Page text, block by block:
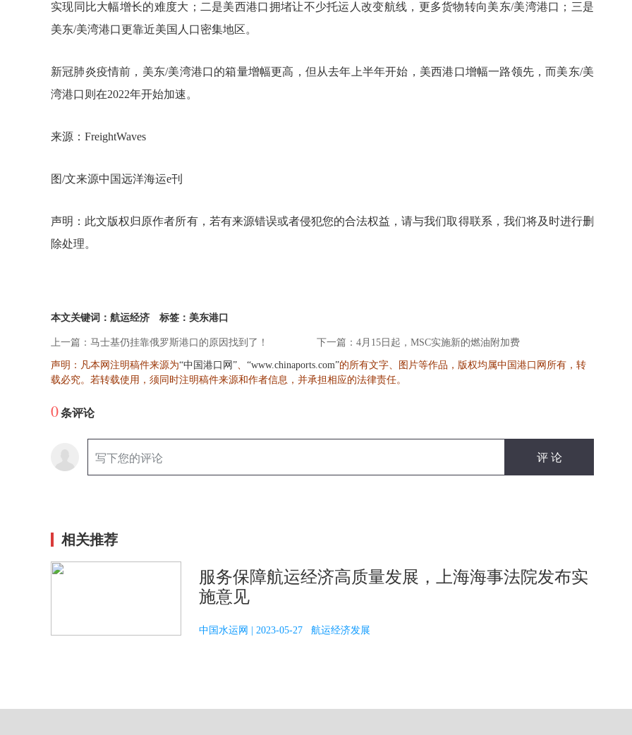
实现同比大幅增长的难度大；二是美西港口拥堵让不少托运人改变航线，更多货物转向美东/美湾港口；三是
美东/美湾港口更靠近美国人口密集地区。
新冠肺炎疫情前，美东/美湾港口的箱量增幅更高，但从去年上半年开始，美西港口增幅一路领先，而美东/美
湾港口则在2022年开始加速。
来源：FreightWaves
图/文来源中国远洋海运e刊
声明：此文版权归原作者所有，若有来源错误或者侵犯您的合法权益，请与我们取得联系，我们将及时进行删
除处理。
本文关键词：航运经济 标签：美东港口
上一篇：马士基仍挂靠俄罗斯港口的原因找到了！ 下一篇：4月15日起，MSC实施新的燃油附加费
声明：凡本网注明稿件来源为“中国港口网”、 “www.chinaports.com”的所有文字、图片等作品，版权均属中国港口网所有，转
载必究。若转载使用，须同时注明稿件来源和作者信息，并承担相应的法律责任。
0条评论
相关推荐
服务保障航运经济高质量发展，上海海事法院发布实
施意见
中国水运网 | 2023-05-27 航运经济发展